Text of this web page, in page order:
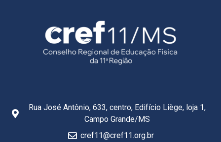
Rua José Antônio, 633, centro, Edifício Liège, loja 1,
Campo Grande/MS
cref11@cref11.org.br